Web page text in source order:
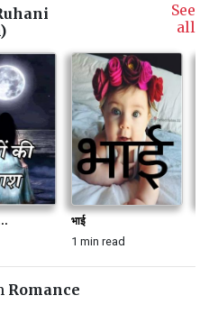
See
all
भाई
1 min read
Romance